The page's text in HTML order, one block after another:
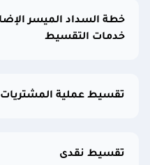
خدمات التقسيط
تقسيط عملية المشتريات
تقسيط نقدى